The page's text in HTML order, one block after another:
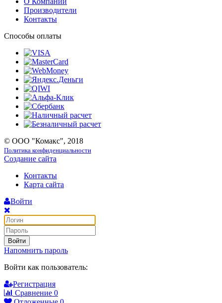
Производители
Контакты
Способы оплаты
© ООО "Комакс", 2018
Политика конфиденциальности
Создание сайта
Контакты
Карта сайта
Войти
Войти
Напомнить пароль
Войти как пользователь:
Регистрация
Сравнение 0